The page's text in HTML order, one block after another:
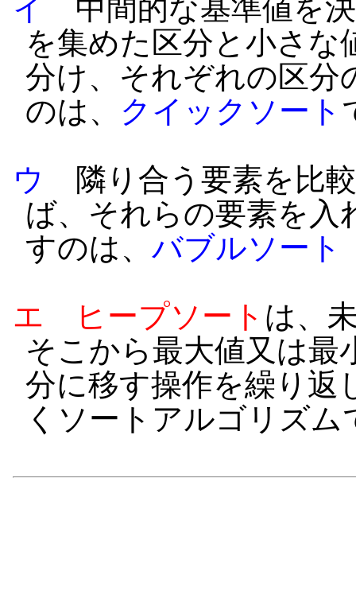
イ
中間的な基準値を
を集めた区分と小さな
分け、それぞれの区分
のは、 クイックソート
ウ
隣り合う要素を比
ば、それらの要素を入
すのは、 バブルソート
エ
ヒープソート は、
そこから最大値又は最
分に移す操作を繰り返
くソートアルゴリズム